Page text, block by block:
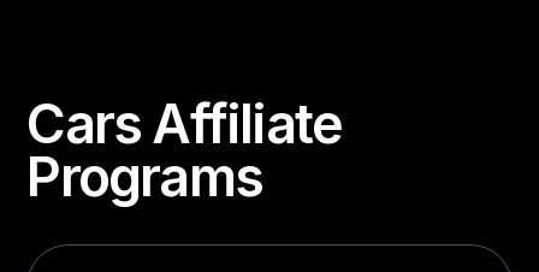
Cars Affiliate
Programs